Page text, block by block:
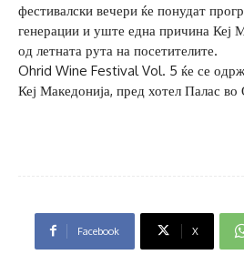
фестивалски вечери ќе понудат
генерации и уште една причина Кеј
од летната рута на посетителите.
Ohrid Wine Festival Vol. 5 ќе се
Кеј Македонија, пред хотел Палас
Facebook X